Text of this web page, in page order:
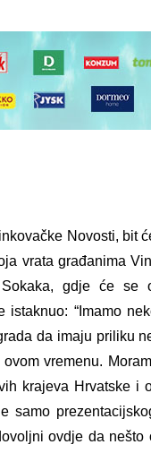
Novosti, bit
vrata građanima
gdje će se
istaknuo: “Imamo
da imaju priliku
vremenu.
krajeva Hrvatske i
samo
ovdje da nešto